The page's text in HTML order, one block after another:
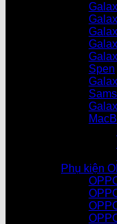
Spen
Phụ kiện